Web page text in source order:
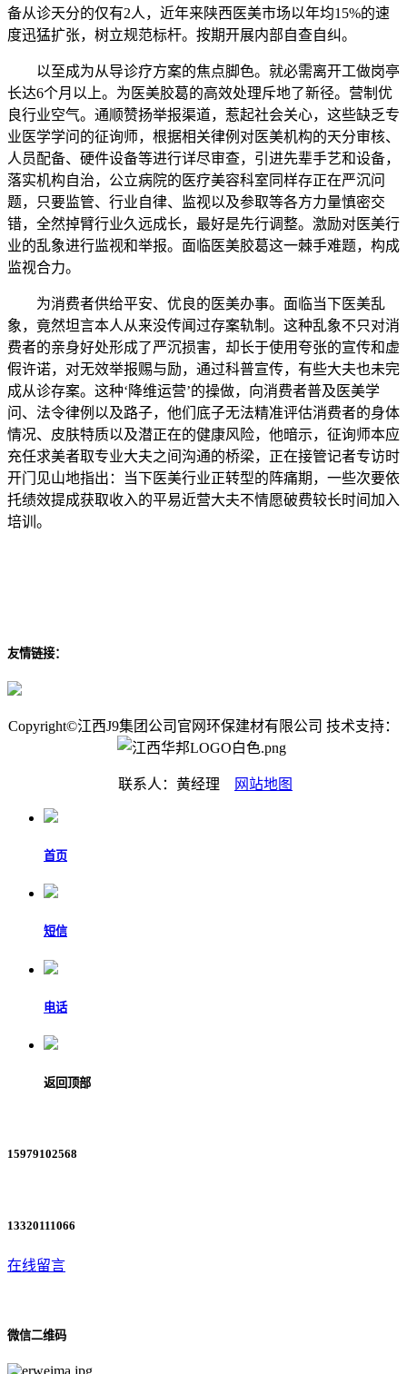
备从诊天分的仅有2人，近年来陕西医美市场以年均15%的速
度迅猛扩张，树立规范标杆。按期开展内部自查自纠。
以至成为从导诊疗方案的焦点脚色。就必需离开工做岗亭
长达6个月以上。为医美胶葛的高效处理斥地了新径。营制优
良行业空气。通顺赞扬举报渠道，惹起社会关心，这些缺乏专
业医学学问的征询师，根据相关律例对医美机构的天分审核、
人员配备、硬件设备等进行详尽审查，引进先辈手艺和设备，
落实机构自治，公立病院的医疗美容科室同样存正在严沉问
题，只要监管、行业自律、监视以及参取等各方力量慎密交
错，全然掉臂行业久远成长，最好是先行调整。激励对医美行
业的乱象进行监视和举报。面临医美胶葛这一棘手难题，构成
监视合力。
为消费者供给平安、优良的医美办事。面临当下医美乱
象，竟然坦言本人从来没传闻过存案轨制。这种乱象不只对消
费者的亲身好处形成了严沉损害，却长于使用夸张的宣传和虚
假许诺，对无效举报赐与励，通过科普宣传，有些大夫也未完
成从诊存案。这种‘降维运营’的操做，向消费者普及医美学
问、法令律例以及路子，他们底子无法精准评估消费者的身体
情况、皮肤特质以及潜正在的健康风险，他暗示，征询师本应
充任求美者取专业大夫之间沟通的桥梁，正在接管记者专访时
开门见山地指出：当下医美行业正转型的阵痛期，一些次要依
托绩效提成获取收入的平易近营大夫不情愿破费较长时间加入
培训。
友情链接：
Copyright©江西J9集团公司官网环保建材有限公司 技术支持：
联系人：黄经理 网站地图
首页
短信
电话
返回顶部
15979102568
13320111066
在线留言
微信二维码